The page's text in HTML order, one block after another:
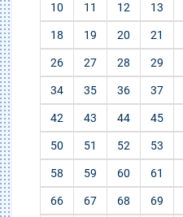
10 11 12 13
18 19 20 21
26 27 28 29
34 35 36 37
42 43 44 45
50 51 52 53
58 59 60 61
66 67 68 69